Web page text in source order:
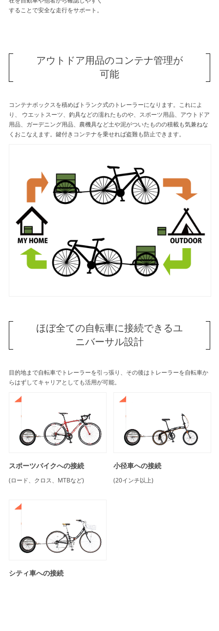
することで安全な走行をサポート。
アウトドア用品のコンテナ管理が
可能
コンテナボックスを積めばトランク式のトレーラーになります。これによ
り、 ウエットスーツ、釣具などの濡れたものや、スポーツ用品、アウトドア
用品、ガーデニング用品、農機具など土や泥がついたものの積載も気兼ねな
くおこなえます。鍵付きコンテナを乗せれば盗難も防止できます。
ほぼ全ての自転車に接続できるユ
ニバーサル設計
目的地まで自転車でトレーラーを引っ張り、その後はトレーラーを自転車か
らはずしてキャリアとしても活用が可能。
スポーツバイクへの接続
(ロード、クロス、MTBなど)
小径車への接続
(20インチ以上)
シティ車への接続